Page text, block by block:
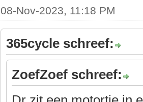
08-Nov-2023, 11:18 PM
365cycle schreef:
ZoefZoef schreef: